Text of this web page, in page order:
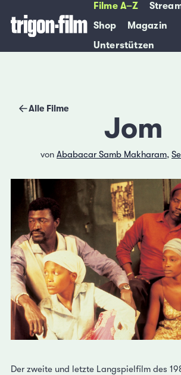
Filme A–Z
Shop
Magazin
Unterstützen
Alle Filme
Jom
von Ababacar Samb Makharam,
Der zweite und letzte Langspielfilm des